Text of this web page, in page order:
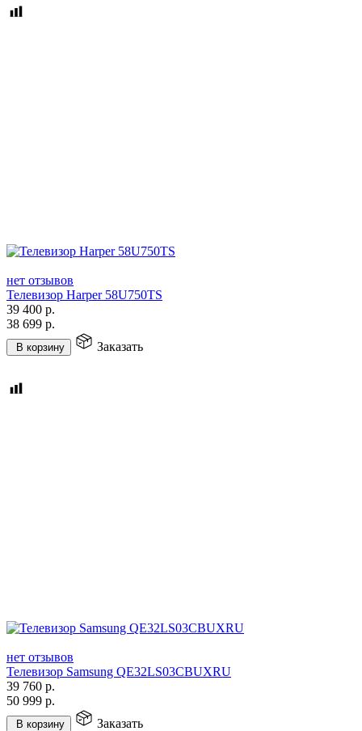
нет отзывов
Телевизор Harper 58U750TS
39 400 р.
38 699 р.
В корзину Заказать
нет отзывов
Телевизор Samsung QE32LS03CBUXRU
39 760 р.
50 999 р.
В корзину Заказать